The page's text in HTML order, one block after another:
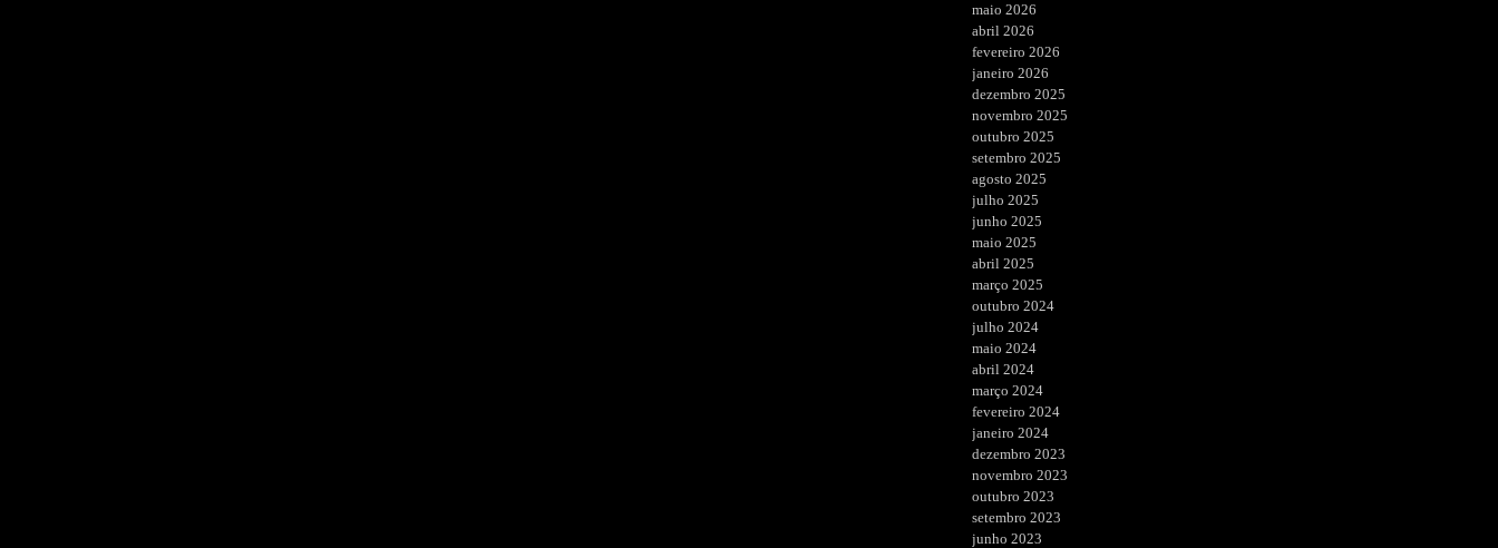
maio 2026
abril 2026
fevereiro 2026
janeiro 2026
dezembro 2025
novembro 2025
outubro 2025
setembro 2025
agosto 2025
julho 2025
junho 2025
maio 2025
abril 2025
março 2025
outubro 2024
julho 2024
maio 2024
abril 2024
março 2024
fevereiro 2024
janeiro 2024
dezembro 2023
novembro 2023
outubro 2023
setembro 2023
junho 2023